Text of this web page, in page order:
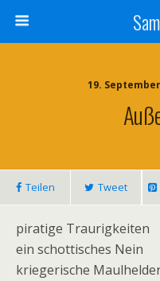
19.
Teilen Tweet
piratige Traurigkeiten
ein schottisches Nein
kriegerische